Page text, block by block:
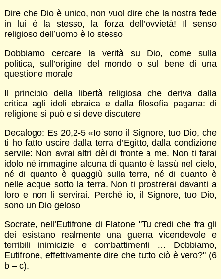
Dire che Dio è unico, non vuol dire che la nostra fede
in lui è la stesso, la forza dell’ovvietà! Il senso
religioso dell’uomo è lo stesso
Dobbiamo cercare la verità su Dio, come sulla
politica, sull’origine del mondo o sul bene di una
questione morale
Il principio della libertà religiosa che deriva dalla
critica agli idoli ebraica e dalla filosofia pagana: di
religione si può e si deve discutere
Decalogo: Es 20,2-5 «Io sono il Signore, tuo Dio, che
ti ho fatto uscire dalla terra d’Egitto, dalla condizione
servile: Non avrai altri dèi di fronte a me. Non ti farai
idolo né immagine alcuna di quanto è lassù nel cielo,
né di quanto è quaggiù sulla terra, né di quanto è
nelle acque sotto la terra. Non ti prostrerai davanti a
loro e non li servirai. Perché io, il Signore, tuo Dio,
sono un Dio geloso
Socrate, nell’Eutifrone di Platone "Tu credi che fra gli
dei esistano realmente una guerra vicendevole e
terribili inimicizie e combattimenti … Dobbiamo,
Eutifrone, effettivamente dire che tutto ciò è vero?" (6
b – c).